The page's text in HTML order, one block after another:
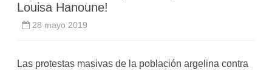
Louisa Hanoune!
28 mayo 2019
Las protestas masivas de la población argelina contra